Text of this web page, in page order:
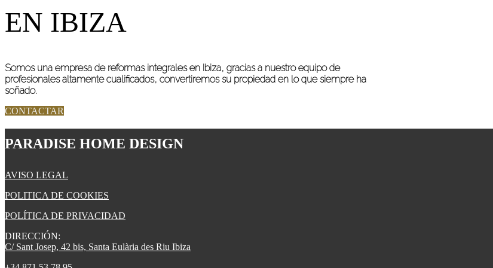
EN IBIZA
Somos una empresa de reformas integrales en Ibiza, gracias a nuestro equipo de
profesionales altamente cualificados, convertiremos su propiedad en lo que siempre ha
soñado.
CONTACTAR
PARADISE HOME DESIGN
AVISO LEGAL
POLITICA DE COOKIES
POLÍTICA DE PRIVACIDAD
DIRECCIÓN:
C/ Sant Josep, 42 bis, Santa Eulària des Riu Ibiza